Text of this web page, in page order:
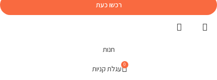
רכשו כעת
חנות
0 עגלת קניות